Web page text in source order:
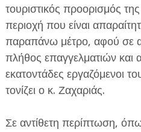
τουριστικός προορισμός
περιοχή που είναι
παραπάνω μέτρο, αφού σε
πλήθος επαγγελματιών και
εκατοντάδες εργαζόμενοι
τονίζει ο κ. Ζαχαριάς.
Σε αντίθετη περίπτωση,